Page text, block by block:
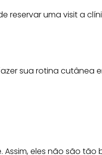
reservar uma visit a
sua rotina cutânea
eles não são tão